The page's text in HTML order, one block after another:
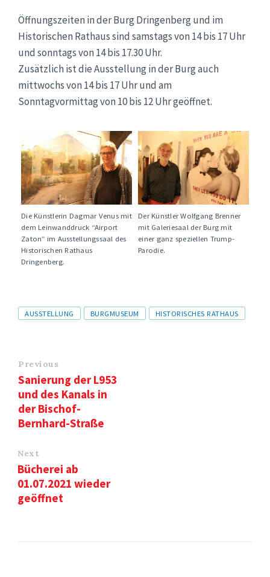
Öffnungszeiten in der Burg Dringenberg und im
Historischen Rathaus sind samstags von 14 bis 17 Uhr
und sonntags von 14 bis 17.30 Uhr.
Zusätzlich ist die Ausstellung in der Burg auch
mittwochs von 14 bis 17 Uhr und am
Sonntagvormittag von 10 bis 12 Uhr geöffnet.
Die Künstlerin Dagmar Venus mit
dem Leinwanddruck “Airport
Zaton” im Ausstellungssaal des
Historischen Rathaus
Dringenberg.
Der Künstler Wolfgang Brenner
mit Galeriesaal der Burg mit
einer ganz speziellen Trump-
Parodie.
Tags
AUSSTELLUNG BURGMUSEUM HISTORISCHES RATHAUS
Previous
Sanierung der L953
und des Kanals in
der Bischof-
Bernhard-Straße
Next
Bücherei ab
01.07.2021 wieder
geöffnet